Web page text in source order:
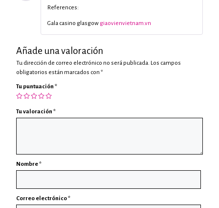
References:
Gala casino glasgow giaovienvietnam.vn
Añade una valoración
Tu dirección de correo electrónico no será publicada. Los campos
obligatorios están marcados con *
Tu puntuación *
Tu valoración *
Nombre*
Correo electrónico*